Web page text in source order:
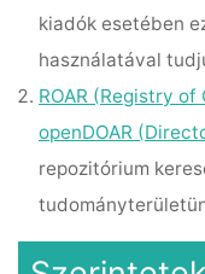
kiadók esetében
használatával
ROAR (Registry
openDOAR
repozitórium